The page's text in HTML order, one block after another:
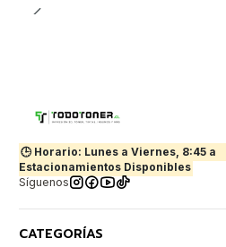
🕒 Horario: Lunes a Viernes, 8:45 a
Estacionamientos Disponibles
Síguenos
CATEGORÍAS